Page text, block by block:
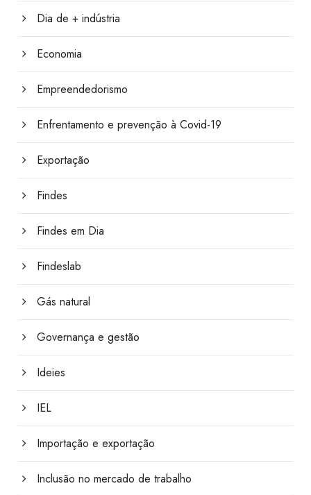
Dia de + indústria
Economia
Empreendedorismo
Enfrentamento e prevenção à Covid-19
Exportação
Findes
Findes em Dia
Findeslab
Gás natural
Governança e gestão
Ideies
IEL
Importação e exportação
Inclusão no mercado de trabalho